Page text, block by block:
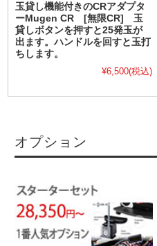
玉貸し機能付きのCRアダプタ
ーMugen CR [無限CR] 玉
貸しボタンを押すと25発玉が
出ます。ハンドルを回すと玉打
ちします。
¥6,500(税込)
オプション